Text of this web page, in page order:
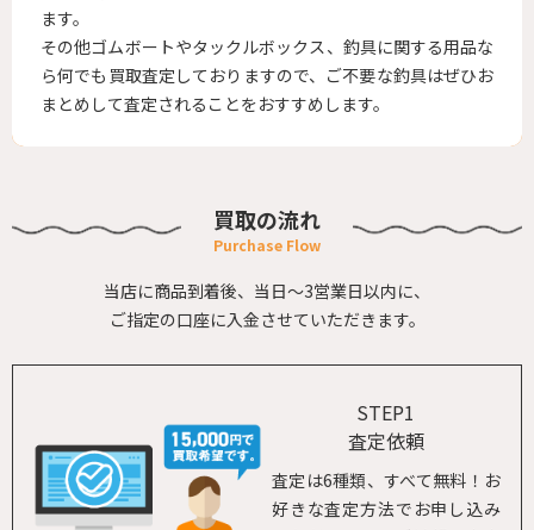
ます。
その他ゴムボートやタックルボックス、釣具に関する用品な
ら何でも買取査定しておりますので、ご不要な釣具はぜひお
まとめして査定されることをおすすめします。
買取の流れ
当店に商品到着後、当日～3営業日以内に、
ご指定の口座に入金させていただきます。
STEP1
査定依頼
査定は6種類、すべて無料！お
好きな査定方法でお申し込み